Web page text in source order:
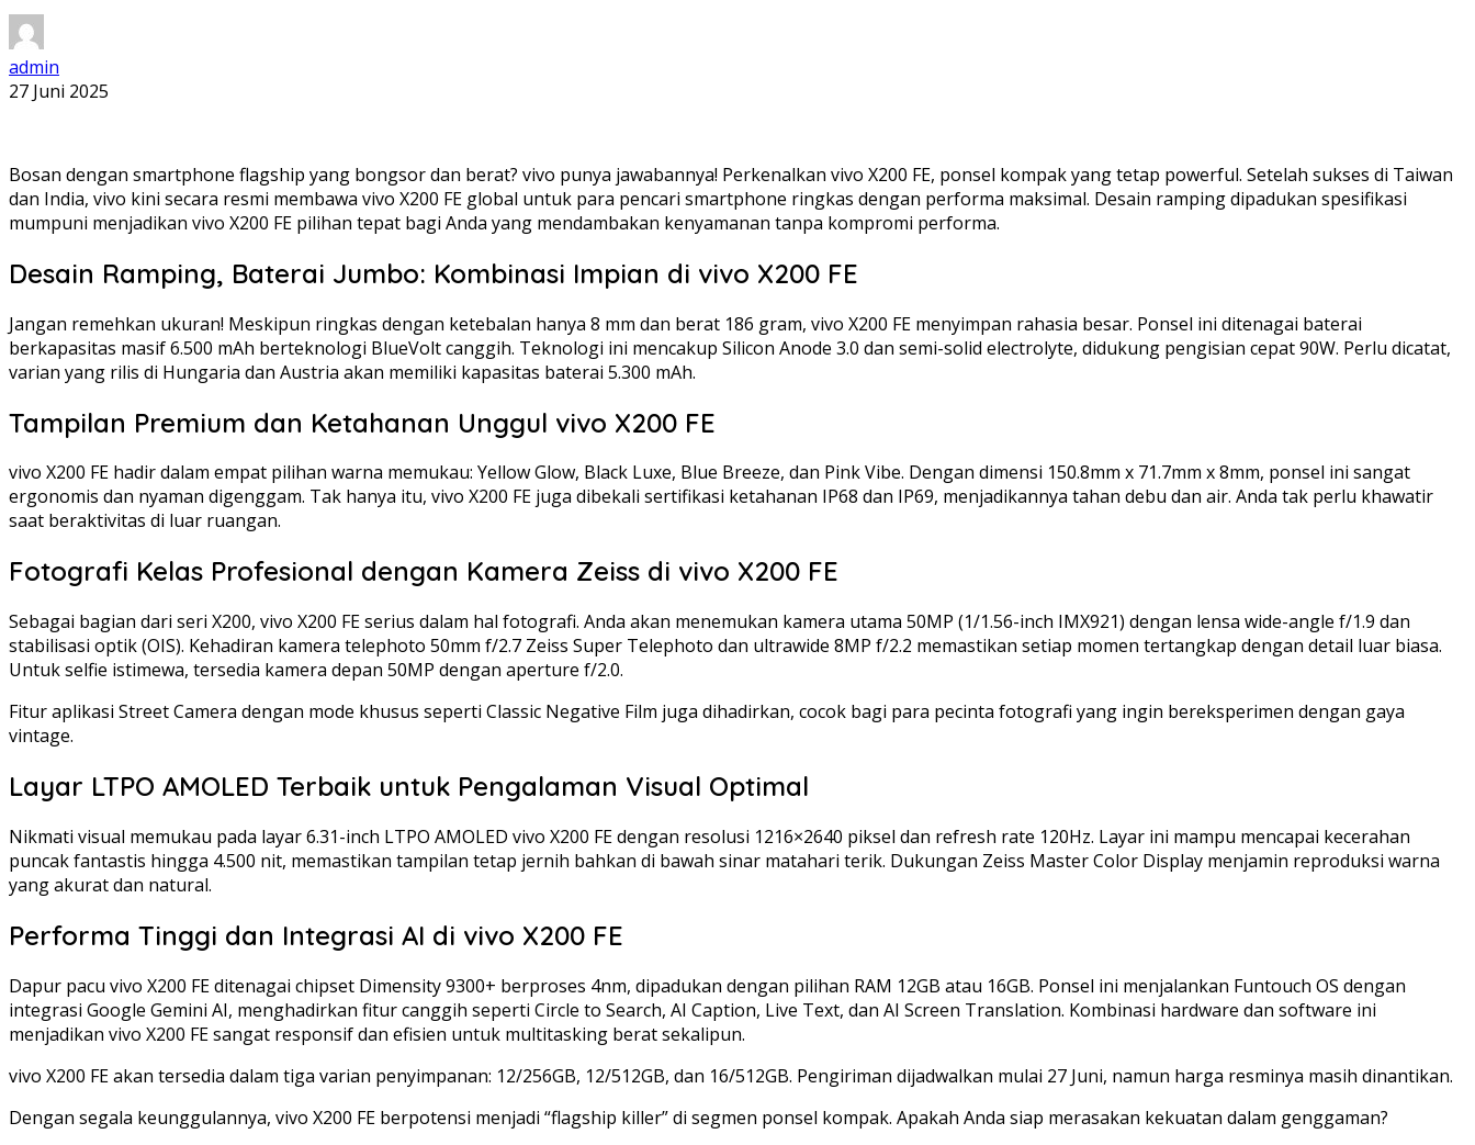
admin
27 Juni 2025
Bosan dengan smartphone flagship yang bongsor dan berat? vivo punya jawabannya! Perkenalkan vivo X200 FE, ponsel kompak yang tetap powerful. Setelah sukses di Taiwan
dan India, vivo kini secara resmi membawa vivo X200 FE global untuk para pencari smartphone ringkas dengan performa maksimal. Desain ramping dipadukan spesifikasi
mumpuni menjadikan vivo X200 FE pilihan tepat bagi Anda yang mendambakan kenyamanan tanpa kompromi performa.
Desain Ramping, Baterai Jumbo: Kombinasi Impian di vivo X200 FE
Jangan remehkan ukuran! Meskipun ringkas dengan ketebalan hanya 8 mm dan berat 186 gram, vivo X200 FE menyimpan rahasia besar. Ponsel ini ditenagai baterai
berkapasitas masif 6.500 mAh berteknologi BlueVolt canggih. Teknologi ini mencakup Silicon Anode 3.0 dan semi-solid electrolyte, didukung pengisian cepat 90W. Perlu dicatat,
varian yang rilis di Hungaria dan Austria akan memiliki kapasitas baterai 5.300 mAh.
Tampilan Premium dan Ketahanan Unggul vivo X200 FE
vivo X200 FE hadir dalam empat pilihan warna memukau: Yellow Glow, Black Luxe, Blue Breeze, dan Pink Vibe. Dengan dimensi 150.8mm x 71.7mm x 8mm, ponsel ini sangat
ergonomis dan nyaman digenggam. Tak hanya itu, vivo X200 FE juga dibekali sertifikasi ketahanan IP68 dan IP69, menjadikannya tahan debu dan air. Anda tak perlu khawatir
saat beraktivitas di luar ruangan.
Fotografi Kelas Profesional dengan Kamera Zeiss di vivo X200 FE
Sebagai bagian dari seri X200, vivo X200 FE serius dalam hal fotografi. Anda akan menemukan kamera utama 50MP (1/1.56-inch IMX921) dengan lensa wide-angle f/1.9 dan
stabilisasi optik (OIS). Kehadiran kamera telephoto 50mm f/2.7 Zeiss Super Telephoto dan ultrawide 8MP f/2.2 memastikan setiap momen tertangkap dengan detail luar biasa.
Untuk selfie istimewa, tersedia kamera depan 50MP dengan aperture f/2.0.
Fitur aplikasi Street Camera dengan mode khusus seperti Classic Negative Film juga dihadirkan, cocok bagi para pecinta fotografi yang ingin bereksperimen dengan gaya
vintage.
Layar LTPO AMOLED Terbaik untuk Pengalaman Visual Optimal
Nikmati visual memukau pada layar 6.31-inch LTPO AMOLED vivo X200 FE dengan resolusi 1216×2640 piksel dan refresh rate 120Hz. Layar ini mampu mencapai kecerahan
puncak fantastis hingga 4.500 nit, memastikan tampilan tetap jernih bahkan di bawah sinar matahari terik. Dukungan Zeiss Master Color Display menjamin reproduksi warna
yang akurat dan natural.
Performa Tinggi dan Integrasi AI di vivo X200 FE
Dapur pacu vivo X200 FE ditenagai chipset Dimensity 9300+ berproses 4nm, dipadukan dengan pilihan RAM 12GB atau 16GB. Ponsel ini menjalankan Funtouch OS dengan
integrasi Google Gemini AI, menghadirkan fitur canggih seperti Circle to Search, AI Caption, Live Text, dan AI Screen Translation. Kombinasi hardware dan software ini
menjadikan vivo X200 FE sangat responsif dan efisien untuk multitasking berat sekalipun.
vivo X200 FE akan tersedia dalam tiga varian penyimpanan: 12/256GB, 12/512GB, dan 16/512GB. Pengiriman dijadwalkan mulai 27 Juni, namun harga resminya masih dinantikan.
Dengan segala keunggulannya, vivo X200 FE berpotensi menjadi “flagship killer” di segmen ponsel kompak. Apakah Anda siap merasakan kekuatan dalam genggaman?